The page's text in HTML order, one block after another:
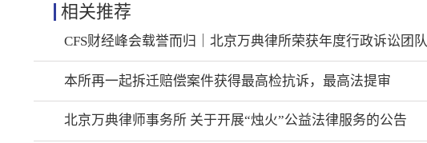
相关推荐
CFS财经峰会载誉而归｜北京万典律所荣获年度行政诉讼团队
本所再一起拆迁赔偿案件获得最高检抗诉，最高法提审
北京万典律师事务所 关于开展“烛火”公益法律服务的公告